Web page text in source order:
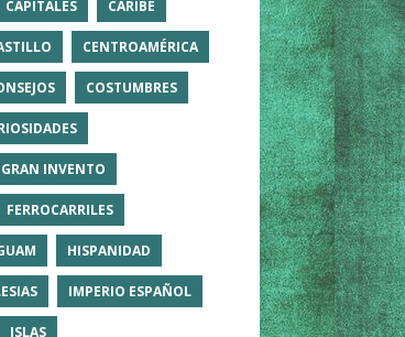
CAPITALES CARIBE
CENTROAMÉRICA
COSTUMBRES
INVENTO
FERROCARRILES
HISPANIDAD
IMPERIO ESPAÑOL
ISLAS